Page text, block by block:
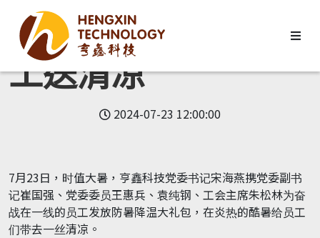
亨鑫科技为一线员
工送清凉
2024-07-23 12:00:00
7月23日，时值大暑，亨鑫科技党委书记宋海燕携党委副书
记崔国强、党委委员王惠兵、袁纯钢、工会主席朱松林为奋
战在一线的员工发放防暑降温大礼包，在炎热的酷暑给员工
们带去一丝清凉。